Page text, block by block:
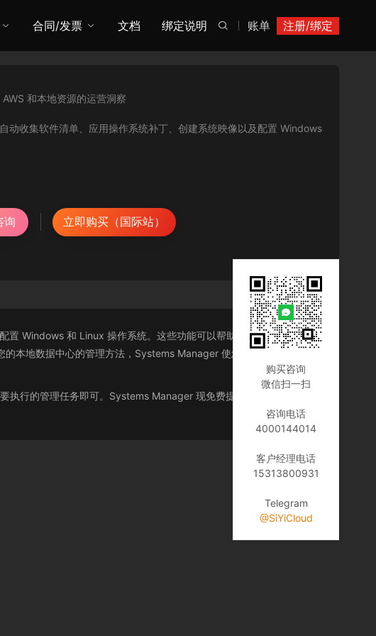
账单 注册/绑定

合同/发票 文档 绑定说明
和本地资源的运营洞察
收集软件清单、应用操作系统补丁、创建系统映像以及配置 Windows
询 立即购买（国际站）
Windows 和 Linux 操作系统。这些功能可以帮助您定义和跟踪系统
本地数据中心的管理方法，Systems Manager 使您可以更轻松地将
行的管理任务即可。Systems Manager 现免费提供，可用于管理您
购买咨询
微信扫一扫
咨询电话
4000144014
客户经理电话
15313800931
Telegram
@SiYiCloud